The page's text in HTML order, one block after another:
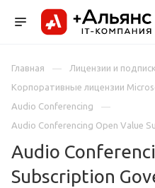
Главная
Лицензии и
Корпоративные лицензии
Audio Conferencing
Audio Conferencing Open Value
Audio
Subscription